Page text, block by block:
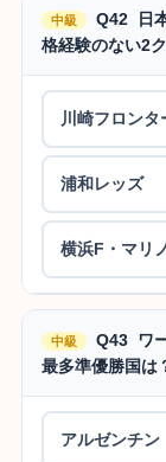
中級
Q42 日
格経験のない2
川崎フロンタ
浦和レッズ
横浜F・マリ
中級
Q43 ワ
最多準優勝国は
アルゼンチン